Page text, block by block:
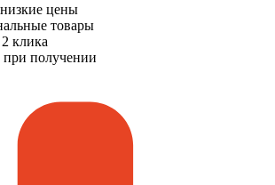
цены
товары
клика
при получении